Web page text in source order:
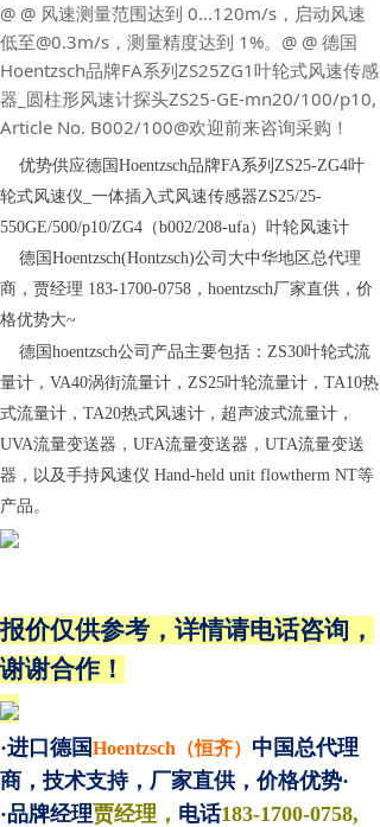
@ @ 风速测量范围达到 0...120m/s，启动风速
低至@0.3m/s，测量精度达到 1%。@ @ 德国
Hoentzsch品牌FA系列ZS25ZG1叶轮式风速传感
器_圆柱形风速计探头ZS25-GE-mn20/100/p10,
Article No. B002/100@欢迎前来咨询采购！
优势供应德国Hoentzsch品牌FA系列ZS25-ZG4叶
轮式风速仪_一体插入式风速传感器ZS25/25-
550GE/500/p10/ZG4（b002/208-ufa）叶轮风速计
德国Hoentzsch(Hontzsch)公司大中华地区总代理
商，贾经理 183-1700-0758，hoentzsch厂家直供，价
格优势大~
德国hoentzsch公司产品主要包括：ZS30叶轮式流
量计，VA40涡街流量计，ZS25叶轮流量计，TA10热
式流量计，TA20热式风速计，超声波式流量计，
UVA流量变送器，UFA流量变送器，UTA流量变送
器，以及手持风速仪 Hand-held unit flowtherm NT等
产品。
报价仅供参考，详情请电话咨询，
谢谢合作！
·进口德国Hoentzsch（恒齐） 中国总代理
商，技术支持，厂家直供，价格优势·
·品牌经理贾经理， 电话183-1700-0758,